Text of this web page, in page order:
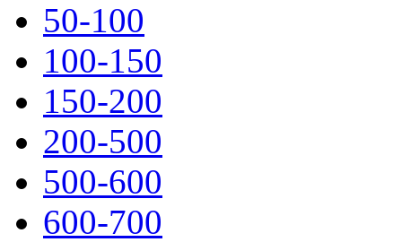
50-100
100-150
150-200
200-500
500-600
600-700